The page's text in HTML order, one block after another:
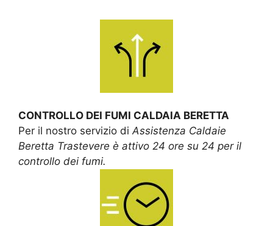
CONTROLLO DEI FUMI CALDAIA BERETTA
Per il nostro servizio di Assistenza Caldaie
Beretta Trastevere è attivo 24 ore su 24 per il
controllo dei fumi.